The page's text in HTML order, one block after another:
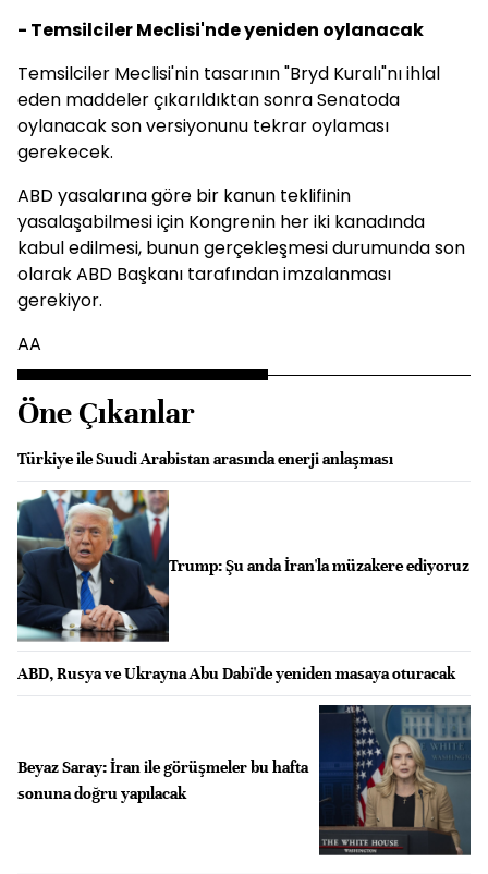
- Temsilciler Meclisi'nde yeniden oylanacak
Temsilciler Meclisi'nin tasarının "Bryd Kuralı"nı ihlal
eden maddeler çıkarıldıktan sonra Senatoda
oylanacak son versiyonunu tekrar oylaması
gerekecek.
ABD yasalarına göre bir kanun teklifinin
yasalaşabilmesi için Kongrenin her iki kanadında
kabul edilmesi, bunun gerçekleşmesi durumunda son
olarak ABD Başkanı tarafından imzalanması
gerekiyor.
AA
Öne Çıkanlar
Türkiye ile Suudi Arabistan arasında enerji anlaşması
Trump: Şu anda İran'la müzakere ediyoruz
ABD, Rusya ve Ukrayna Abu Dabi'de yeniden masaya oturacak
Beyaz Saray: İran ile görüşmeler bu hafta
sonuna doğru yapılacak